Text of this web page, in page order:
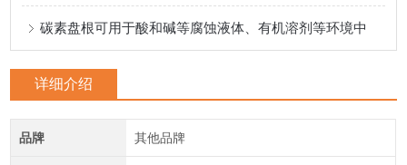
碳素盘根可用于酸和碱等腐蚀液体、有机溶剂等环境中
详细介绍
品牌 其他品牌